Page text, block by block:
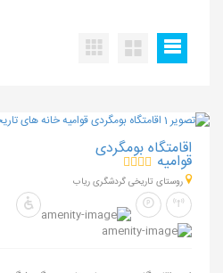
اقامتگاه بومگردی
قوامیه
روستای تاریخی گردشگری ریاب